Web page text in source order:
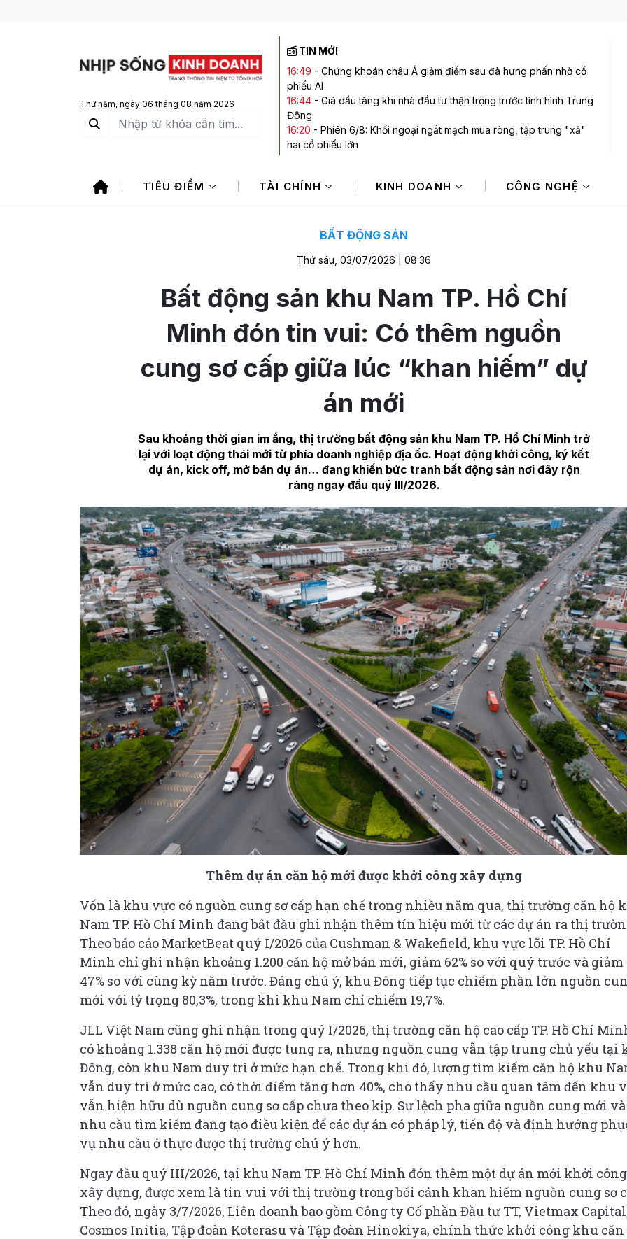
Thứ năm, ngày 06 tháng 08 năm 2026
TIN MỚI
16:49 - Chứng khoán châu Á giảm điểm sau đà hưng phấn nhờ cổ
phiếu AI
16:44 - Giá dầu tăng khi nhà đầu tư thận trọng trước tình hình Trung
Đông
16:20 - Phiên 6/8: Khối ngoại ngắt mạch mua ròng, tập trung "xả"
hai cổ phiếu lớn
15:17-VietinBank tiếp tục thoái vốn tại Cảng Sài Gòn sau nhiều lần
bất thành
TIÊU ĐIỂM TÀI CHÍNH KINH DOANH CÔNG NGHỆ
BẤT ĐỘNG SẢN
Thứ sáu, 03/07/2026 | 08:36
Bất động sản khu Nam TP. Hồ Chí
Minh đón tin vui: Có thêm nguồn
cung sơ cấp giữa lúc “khan hiếm” dự
án mới
Sau khoảng thời gian im ắng, thị trường bất động sản khu Nam TP. Hồ Chí Minh trở
lại với loạt động thái mới từ phía doanh nghiệp địa ốc. Hoạt động khởi công, ký kết
dự án, kick off, mở bán dự án… đang khiến bức tranh bất động sản nơi đây rộn
ràng ngay đầu quý III/2026.
Thêm dự án căn hộ mới được khởi công xây dựng
Vốn là khu vực có nguồn cung sơ cấp hạn chế trong nhiều năm qua, thị trường căn hộ
Nam TP. Hồ Chí Minh đang bắt đầu ghi nhận thêm tín hiệu mới từ các dự án ra thị
Theo báo cáo MarketBeat quý I/2026 của Cushman & Wakefield, khu vực lõi TP. Hồ Chí
Minh chỉ ghi nhận khoảng 1.200 căn hộ mở bán mới, giảm 62% so với quý trước và giảm
47% so với cùng kỳ năm trước. Đáng chú ý, khu Đông tiếp tục chiếm phần lớn nguồn
mới với tỷ trọng 80,3%, trong khi khu Nam chỉ chiếm 19,7%.
JLL Việt Nam cũng ghi nhận trong quý I/2026, thị trường căn hộ cao cấp TP. Hồ Chí
có khoảng 1.338 căn hộ mới được tung ra, nhưng nguồn cung vẫn tập trung chủ yếu tại
Đông, còn khu Nam duy trì ở mức hạn chế. Trong khi đó, lượng tìm kiếm căn hộ khu
vẫn duy trì ở mức cao, có thời điểm tăng hơn 40%, cho thấy nhu cầu quan tâm đến khu
vẫn hiện hữu dù nguồn cung sơ cấp chưa theo kịp. Sự lệch pha giữa nguồn cung mới và
nhu cầu tìm kiếm đang tạo điều kiện để các dự án có pháp lý, tiến độ và định hướng
vụ nhu cầu ở thực được thị trường chú ý hơn.
Ngay đầu quý III/2026, tại khu Nam TP. Hồ Chí Minh đón thêm một dự án mới khởi công
xây dựng, được xem là tin vui với thị trường trong bối cảnh khan hiếm nguồn cung sơ
Theo đó, ngày 3/7/2026, Liên doanh bao gồm Công ty Cổ phần Đầu tư TT, Vietmax
Cosmos Initia, Tập đoàn Koterasu và Tập đoàn Hinokiya, chính thức khởi công khu căn